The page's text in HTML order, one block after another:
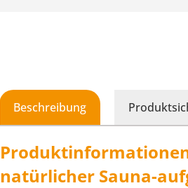
Beschreibung
natürlicher Sauna-